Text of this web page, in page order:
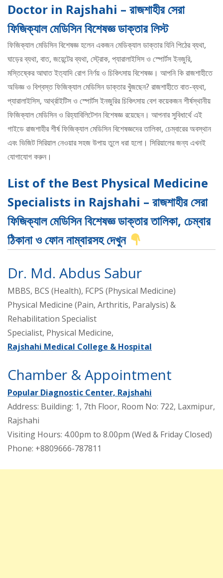
Doctor in Rajshahi – রাজশাহীর সেরা
ফিজিক্যাল মেডিসিন বিশেষজ্ঞ ডাক্তার লিস্ট
ফিজিক্যাল মেডিসিন বিশেষজ্ঞ হলেন একজন মেডিক্যাল ডাক্তার যিনি পিঠের ব্যথা,
ঘাড়ের ব্যথা, বাত, জয়েন্টের ব্যথা, স্ট্রোক, প্যারালাইসিস ও স্পোর্টস ইনজুরি,
মস্তিষ্কের আঘাত ইত্যাদি রোগ নির্ণয় ও চিকিৎসায় বিশেষজ্ঞ। আপনি কি রাজশাহীতে
অভিজ্ঞ ও বিশ্বস্ত ফিজিক্যাল মেডিসিন ডাক্তার খুঁজছেন? রাজশাহীতে বাত-ব্যথা,
প্যারালাইসিস, আর্থ্রাইটিস ও স্পোর্টস ইনজুরির চিকিৎসায় বেশ কয়েকজন শীর্ষস্থানীয়
ফিজিক্যাল মেডিসিন ও রিহ্যাবিলিটেশন বিশেষজ্ঞ রয়েছেন। আপনার সুবিধার্থে এই
গাইডে রাজশাহীর শীর্ষ ফিজিক্যাল মেডিসিন বিশেষজ্ঞদের তালিকা, চেম্বারের অবস্থান
এবং ভিজিট সিরিয়াল নেওয়ার সহজ উপায় তুলে ধরা হলো। সিরিয়ালের জন্য এখনই
যোগাযোগ করুন।
List of the Best Physical Medicine
Specialists in Rajshahi – রাজশাহীর সেরা
ফিজিক্যাল মেডিসিন বিশেষজ্ঞ ডাক্তার তালিকা, চেম্বার
ঠিকানা ও ফোন নাম্বারসহ দেখুন
Dr. Md. Abdus Sabur
MBBS, BCS (Health), FCPS (Physical Medicine)
Physical Medicine (Pain, Arthritis, Paralysis) &
Rehabilitation Specialist
Specialist, Physical Medicine,
Rajshahi Medical College & Hospital
Chamber & Appointment
Popular Diagnostic Center, Rajshahi
Address: Building: 1, 7th Floor, Room No: 722, Laxmipur,
Rajshahi
Visiting Hours: 4.00pm to 8.00pm (Wed & Friday Closed)
Phone: +8809666-787811